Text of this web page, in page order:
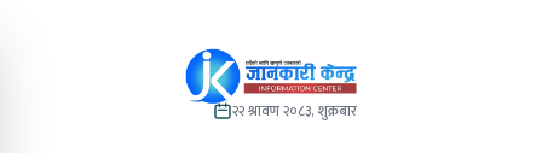
२२ श्रावण २०८३, शुक्रबार